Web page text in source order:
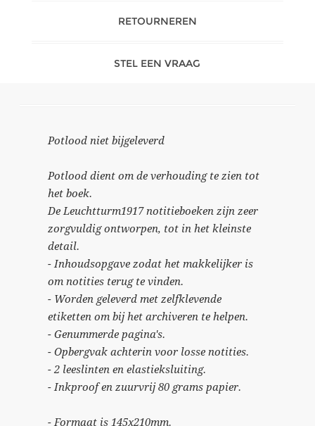
RETOURNEREN
STEL EEN VRAAG
Potlood niet bijgeleverd
Potlood dient om de verhouding te zien tot
het boek.
De Leuchtturm1917 notitieboeken zijn zeer
zorgvuldig ontworpen, tot in het kleinste
detail.
- Inhoudsopgave zodat het makkelijker is
om notities terug te vinden.
- Worden geleverd met zelfklevende
etiketten om bij het archiveren te helpen.
- Genummerde pagina's.
- Opbergvak achterin voor losse notities.
- 2 leeslinten en elastieksluiting.
- Inkproof en zuurvrij 80 grams papier.
- Formaat is 145x210mm.